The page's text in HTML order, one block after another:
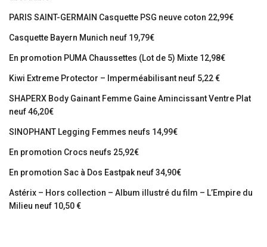
PARIS SAINT-GERMAIN Casquette PSG neuve coton 22,99€
Casquette Bayern Munich neuf 19,79€
En promotion PUMA Chaussettes (Lot de 5) Mixte 12,98€
Kiwi Extreme Protector – Imperméabilisant neuf 5,22 €
SHAPERX Body Gainant Femme Gaine Amincissant Ventre Plat
neuf 46,20€
SINOPHANT Legging Femmes neufs 14,99€
En promotion Crocs neufs 25,92€
En promotion Sac à Dos Eastpak neuf 34,90€
Astérix – Hors collection – Album illustré du film – L’Empire du
Milieu neuf 10,50 €